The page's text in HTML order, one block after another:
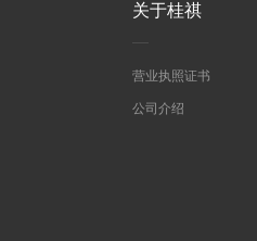
关于桂祺
营业执照证书
公司介绍